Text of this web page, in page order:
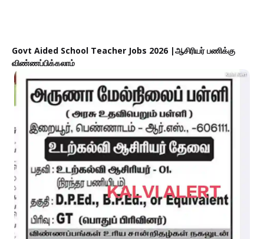
Govt Aided School Teacher Jobs 2026 |ஆசிரியர் பணிக்கு
விண்ணப்பிக்கலாம்